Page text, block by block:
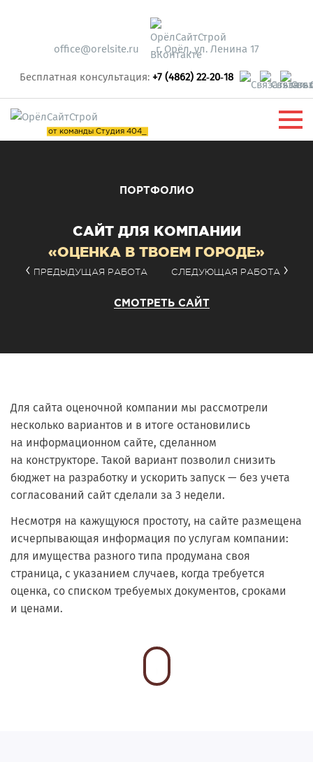
office@orelsite.ru г. Орёл, ул. Ленина 17
Бесплатная консультация: +7 (4862) 22‑20‑18
от команды Студия 404_
ПОРТФОЛИО
САЙТ ДЛЯ КОМПАНИИ
«ОЦЕНКА В ТВОЕМ ГОРОДЕ»
ПРЕДЫДУЩАЯ РАБОТА СЛЕДУЮЩАЯ РАБОТА
СМОТРЕТЬ САЙТ
Для сайта оценочной компании мы рассмотрели
несколько вариантов и в итоге остановились
на информационном сайте, сделанном
на конструкторе. Такой вариант позволил снизить
бюджет на разработку и ускорить запуск — без учета
согласований сайт сделали за 3 недели.
Несмотря на кажущуюся простоту, на сайте размещена
исчерпывающая информация по услугам компании:
для имущества разного типа продумана своя
страница, с указанием случаев, когда требуется
оценка, со списком требуемых документов, сроками
и ценами.